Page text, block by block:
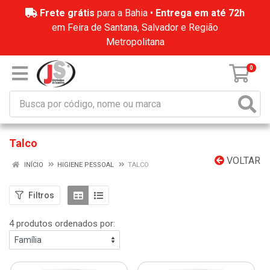
Frete grátis para a Bahia • Entrega em até 72h
em Feira de Santana, Salvador e Região
Metropolitana
0
Talco
VOLTAR
INÍCIO HIGIENE PESSOAL TALCO
Filtros
4 produtos ordenados por: